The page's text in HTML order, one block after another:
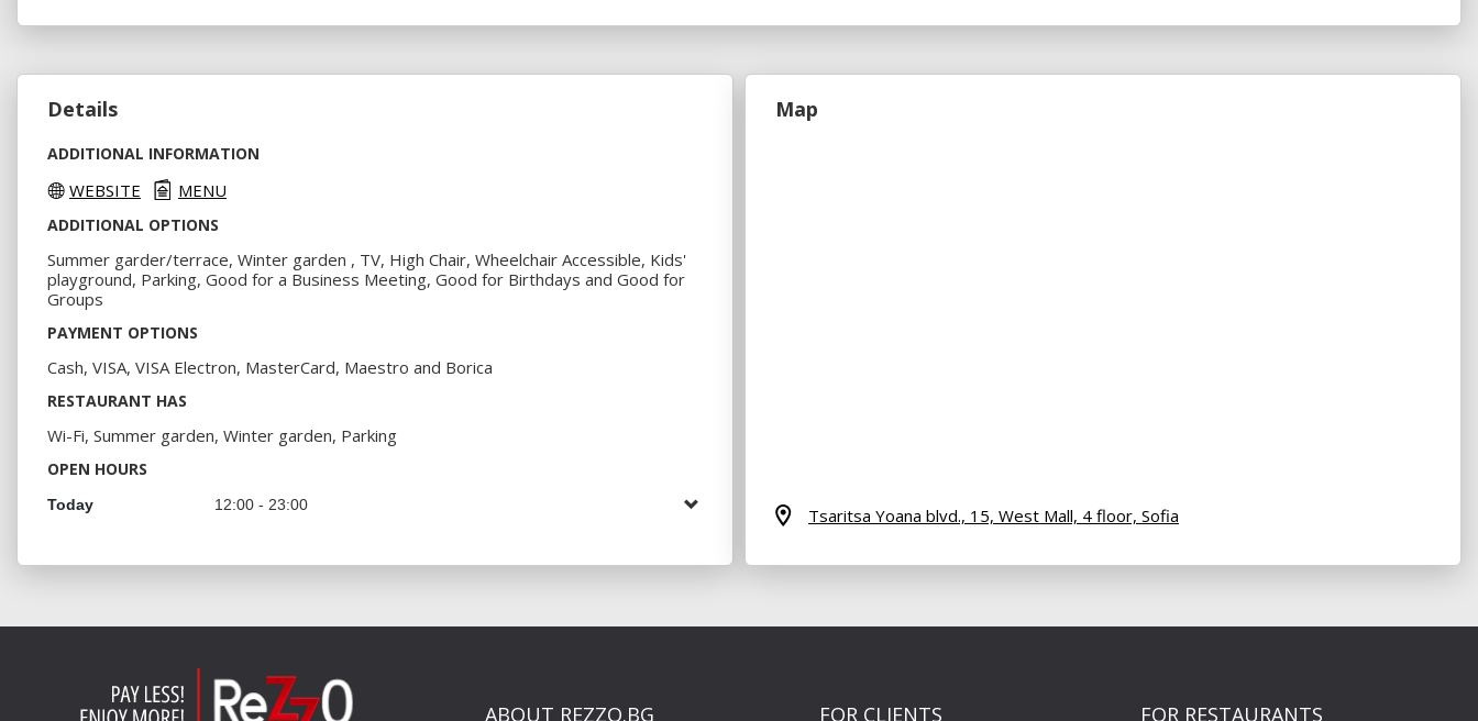
Details
ADDITIONAL INFORMATION
WEBSITE MENU
ADDITIONAL OPTIONS
Summer garder/terrace, Winter garden , TV, High Chair, Wheelchair Accessible, Kids'
playground, Parking, Good for a Business Meeting, Good for Birthdays and Good for
Groups
PAYMENT OPTIONS
Cash, VISA, VISA Electron, MasterCard, Maestro and Borica
RESTAURANT HAS
Wi-Fi, Summer garden, Winter garden, Parking
OPEN HOURS
Today 12:00 - 23:00
Map
Tsaritsa Yoana blvd., 15, West Mall, 4 floor, Sofia
ABOUT REZZO.BG FOR CLIENTS FOR RESTAURANTS